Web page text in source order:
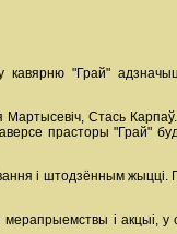
кавярню "Грай"
Стась
прасторы "Грай"
і штодзённым жыцці.
і акцыі, у